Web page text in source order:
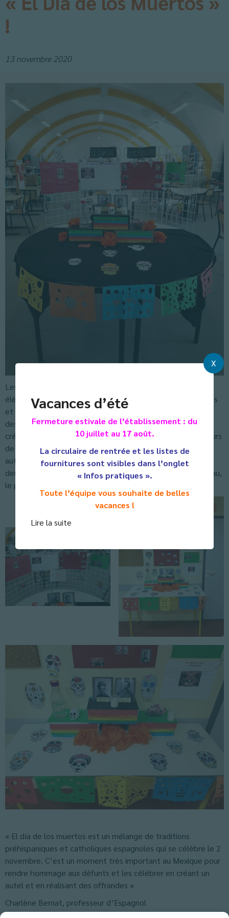
Vacances d’été
Fermeture estivale de l’établissement : du
10 juillet au 17 août.
La circulaire de rentrée et les listes de
fournitures sont visibles dans l’onglet
« Infos pratiques ».
Toute l’équipe vous souhaite de belles
vacances !
Lire la suite
X
!
13 novembre 2020
Les élèves de 4°C ont réalisé une exposition au CDI et les
élèves de 4°B dans leur salle de classe. Ils se sont impliqués
et ont réalisé un excellent travail. Tout d’abord, ils ont fait
des affiches explicatives sur cette tradition, puis un atelier
créatif pour réaliser des décorations (papel picado, des fleurs
de Cempasúchil, des têtes de mort mexicaines) ainsi qu’un
autel (composé de photos de Frida Kahlo et Diego Rivera:
deux peintres mexicains, une tête de mort en sucre, de l’eau,
le pain des morts, et des fleurs).
« El día de los muertos est un mélange de traditions
préhispaniques et catholiques espagnoles qui se célèbre le 2
novembre. C’est un moment très important au Mexique pour
rendre hommage aux défunts et les célébrer en créant un
autel et en réalisant des offrandes »
Charlène Bernat, professeur d’Espagnol